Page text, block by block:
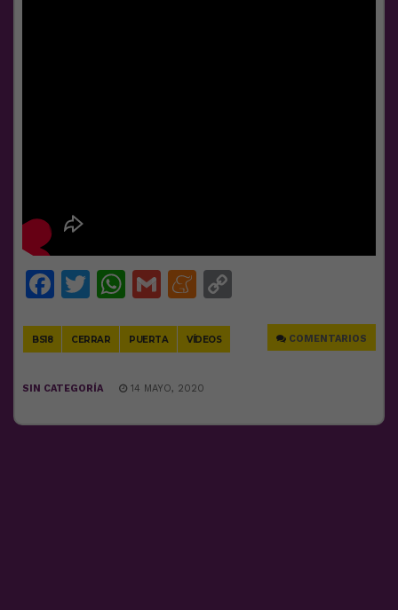
Facebook
Twitter
WhatsApp
GmailMeneame
BS18 CERRAR PUERTA VÍDEOS COMENTARIOS
SIN CATEGORÍA 14 MAYO, 2020